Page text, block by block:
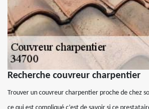
Recherche couvreur charpentier
Trouver un couvreur charpentier proche de chez